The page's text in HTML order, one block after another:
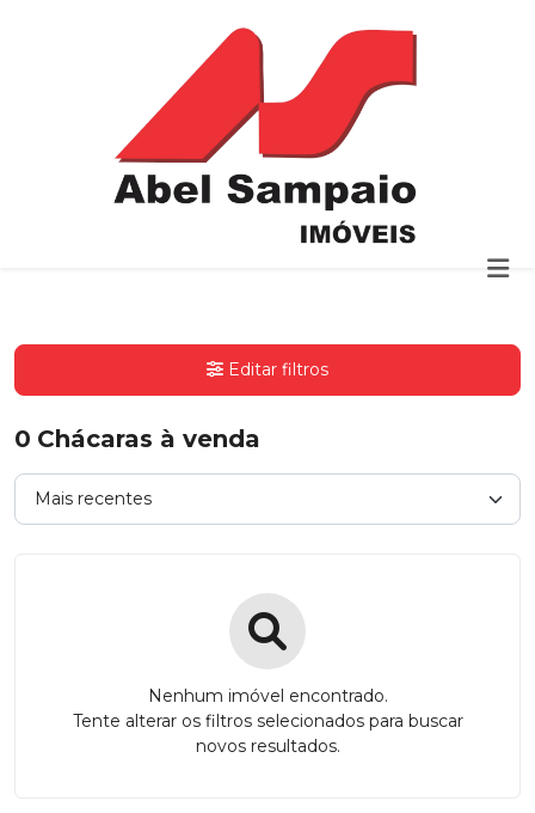
Editar filtros
0 Chácaras à venda
Nenhum imóvel encontrado.
Tente alterar os filtros selecionados para buscar
novos resultados.